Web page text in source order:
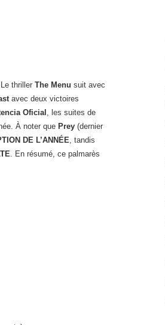
thriller The Menu suit avec
avec deux victoires
Oficial
, les suites de
À noter que Prey (dernier
DE L’ANNÉE , tandis
. En résumé, ce palmarès